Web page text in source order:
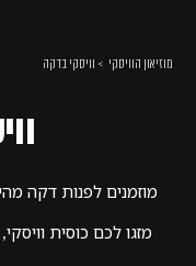
מוזיאון הוויסקי וויסקי בדקה
מוזמנים לפנות דקה
מזגו לכם כוסית